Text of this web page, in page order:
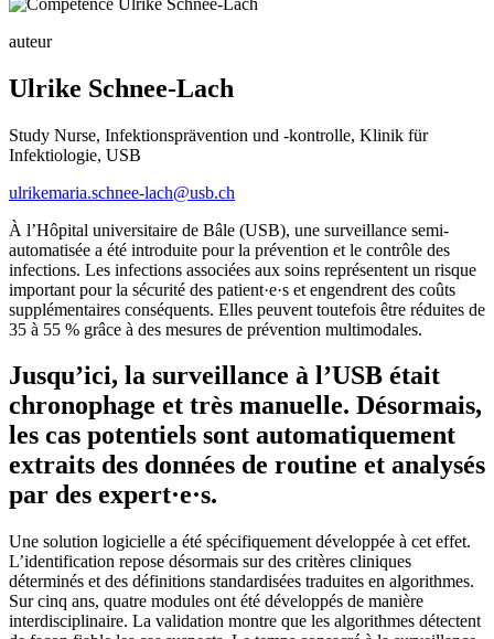
auteur
Ulrike Schnee-Lach
Study Nurse, Infektionsprävention und -kontrolle, Klinik für
Infektiologie, USB
ulrikemaria.schnee-lach@usb.ch
À l’Hôpital universitaire de Bâle (USB), une surveillance semi-
automatisée a été introduite pour la prévention et le contrôle des
infections. Les infections associées aux soins représentent un risque
important pour la sécurité des patient·e·s et engendrent des coûts
supplémentaires conséquents. Elles peuvent toutefois être réduites de
35 à 55 % grâce à des mesures de prévention multimodales.
Jusqu’ici, la surveillance à l’USB était
chronophage et très manuelle. Désormais,
les cas potentiels sont automatiquement
extraits des données de routine et analysés
par des expert·e·s.
Une solution logicielle a été spécifiquement développée à cet effet.
L’identification repose désormais sur des critères cliniques
déterminés et des définitions standardisées traduites en algorithmes.
Sur cinq ans, quatre modules ont été développés de manière
interdisciplinaire. La validation montre que les algorithmes détectent